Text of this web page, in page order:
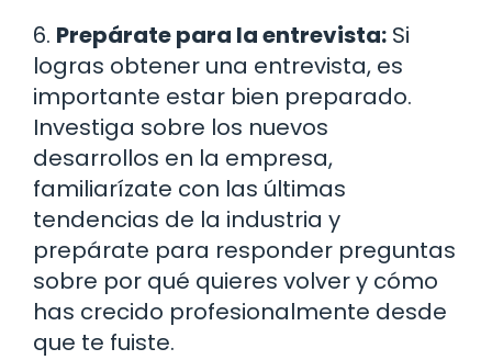
6. Prepárate para la entrevista: Si
logras obtener una entrevista, es
importante estar bien preparado.
Investiga sobre los nuevos
desarrollos en la empresa,
familiarízate con las últimas
tendencias de la industria y
prepárate para responder preguntas
sobre por qué quieres volver y cómo
has crecido profesionalmente desde
que te fuiste.